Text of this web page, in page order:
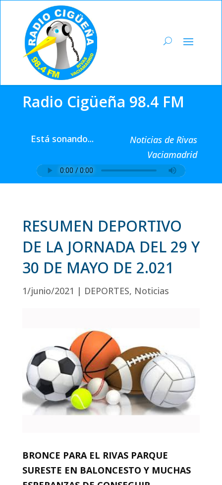
Radio Cigüeña 98.4 FM
Está sonando...
Noticias de Rivas
Vaciamadrid
RESUMEN DEPORTIVO
DE LA JORNADA DEL 29 Y
30 DE MAYO DE 2.021
1/junio/2021 | DEPORTES, Noticias
BRONCE PARA EL RIVAS PARQUE
SURESTE EN BALONCESTO Y MUCHAS